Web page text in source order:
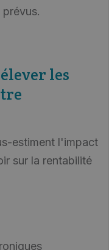
les
estiment l'impact
sur la rentabilité